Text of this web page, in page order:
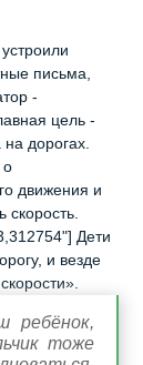
письма,
-
цель -
дорогах.
о
движения и
Дети
и везде
ребёнок,
тоже